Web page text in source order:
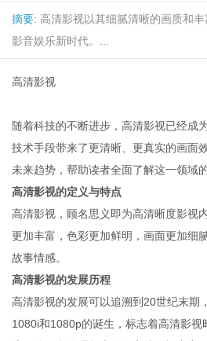
摘要: 高清影视以其细腻清晰的画质和
影音娱乐新时代。...
高清影视
随着科技的不断进步，高清影视已经成
技术手段带来了更清晰、更真实的画面
未来趋势，帮助读者全面了解这一领域
高清影视的定义与特点
高清影视，顾名思义即为高清晰度影视
更加丰富，色彩更加鲜明，画面更加细
故事情感。
高清影视的发展历程
高清影视的发展可以追溯到20世纪末期
1080i和1080p的诞生，标志着高清影